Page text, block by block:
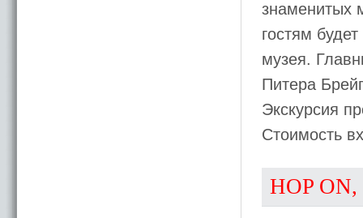
знаменитых
гостям
музея.
Питера
Экскурсия
Стоимость
HOP